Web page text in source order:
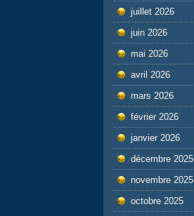
juillet 2026
juin 2026
mai 2026
avril 2026
mars 2026
février 2026
janvier 2026
décembre 2025
novembre 2025
octobre 2025